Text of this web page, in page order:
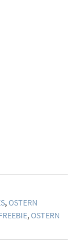
,OSTERN
,OSTERN